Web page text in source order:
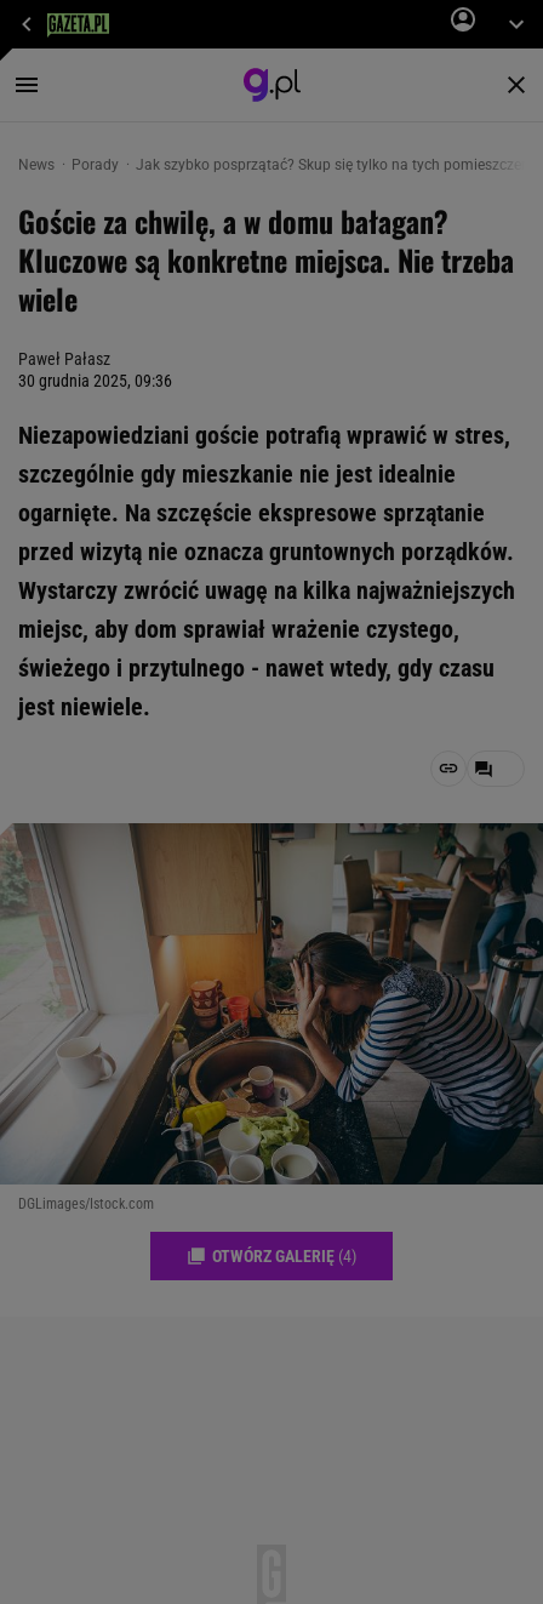
News Porady Jak szybko posprzątać? Skup się tylko na tych
Goście za chwilę, a w domu bałagan?
Kluczowe są konkretne miejsca. Nie trzeba
wiele
Paweł Pałasz
30 grudnia 2025, 09:36
Niezapowiedziani goście potrafią wprawić w stres,
szczególnie gdy mieszkanie nie jest idealnie
ogarnięte. Na szczęście ekspresowe sprzątanie
przed wizytą nie oznacza gruntownych porządków.
Wystarczy zwrócić uwagę na kilka najważniejszych
miejsc, aby dom sprawiał wrażenie czystego,
świeżego i przytulnego - nawet wtedy, gdy czasu
jest niewiele.
DGLimages/Istock.com
OTWÓRZ GALERIĘ (4)